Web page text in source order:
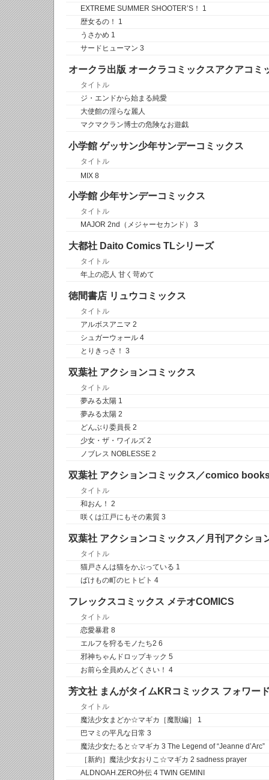
EXTREME SUMMER SHOOTER’S！ 1
歴女るの！ 1
うさかめ 1
サードヒューマン 3
オークラ出版 オークラコミックスアクアコミ
タイトル
ジ・エンドから始まる純愛
大使館の淫らな麗人
マクマクラン博士の危険なお遊戯
小学館 ゲッサン少年サンデーコミックス
タイトル
MIX 8
小学館 少年サンデーコミックス
タイトル
MAJOR 2nd（メジャーセカンド） 3
大都社 Daito Comics TLシリーズ
タイトル
年上の恋人 甘く苛めて
徳間書店 リュウコミックス
タイトル
アルボスアニマ 2
シュガーウォール 4
とりきっさ！ 3
双葉社 アクションコミックス
タイトル
夢みる太陽 1
夢みる太陽 2
どんぶり委員長 2
少女・ザ・ワイルズ 2
ノブレス NOBLESSE 2
双葉社 アクションコミックス／comico
タイトル
和おん！ 2
咲くは江戸にもその素質 3
双葉社 アクションコミックス／月刊アクショ
タイトル
猫戸さんは猫をかぶっている 1
ばけもの町のヒトビト 4
フレックスコミックス メテオCOMICS
タイトル
恋愛暴君 8
エルフを狩るモノたち2 6
邪神ちゃんドロップキック 5
お前ら全員めんどくさい！ 4
芳文社 まんがタイムKRコミックス フォワー
タイトル
魔法少女まどか☆マギカ［魔獣編］ 1
巴マミの平凡な日常 3
魔法少女たると☆マギカ 3 The Legend of “Jeanne d’Arc”
［新約］魔法少女おりこ☆マギカ 2 sadness prayer
ALDNOAH.ZERO外伝 4 TWIN GEMINI